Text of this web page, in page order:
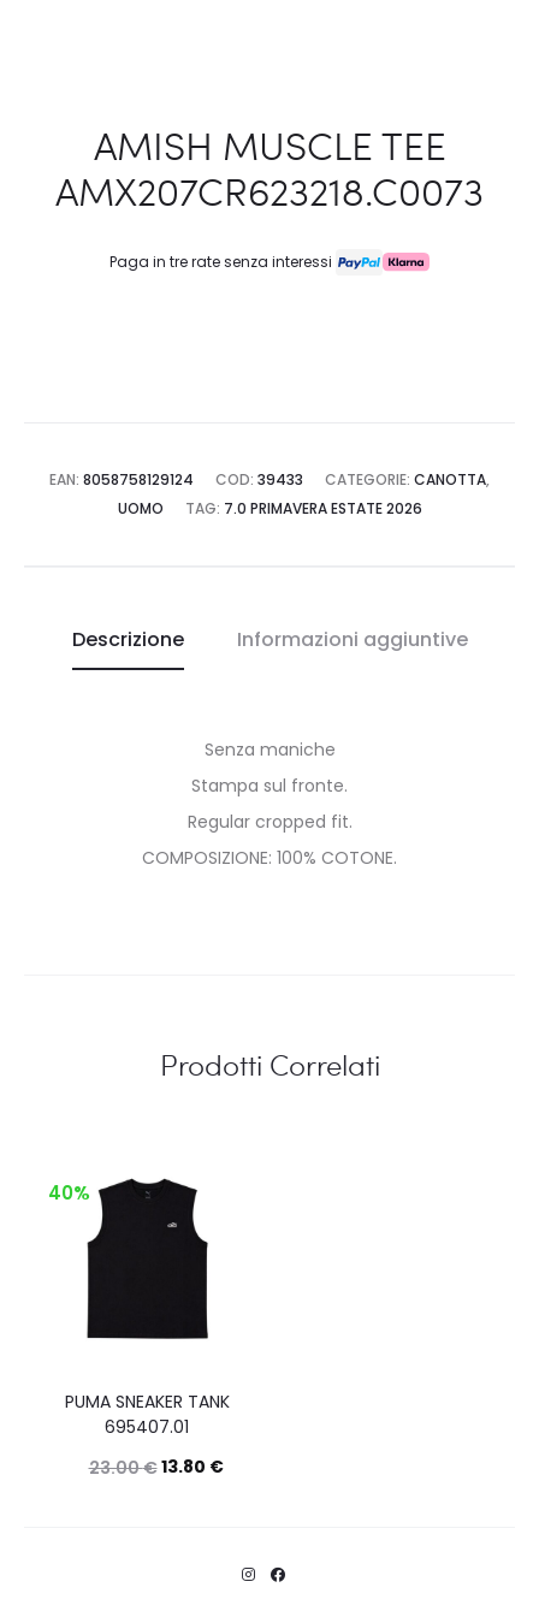
AMISH MUSCLE TEE
AMX207CR623218.C0073
Paga in tre rate senza interessi
EAN: 8058758129124 COD: 39433 CATEGORIE: CANOTTA,
UOMO
TAG: 7.0 PRIMAVERA ESTATE 2026
Descrizione Informazioni aggiuntive
Senza maniche
Stampa sul fronte.
Regular cropped fit.
COMPOSIZIONE: 100% COTONE.
Prodotti Correlati
40%
PUMA SNEAKER TANK
695407.01
23.00€13.80 €